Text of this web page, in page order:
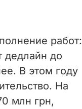
работ:
дедлайн до
В этом году
На
млн грн,